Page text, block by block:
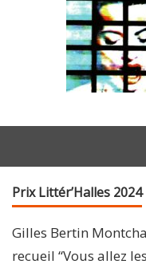
Prix Littér’Halles 2024
Gilles Bertin
recueil “Vous allez